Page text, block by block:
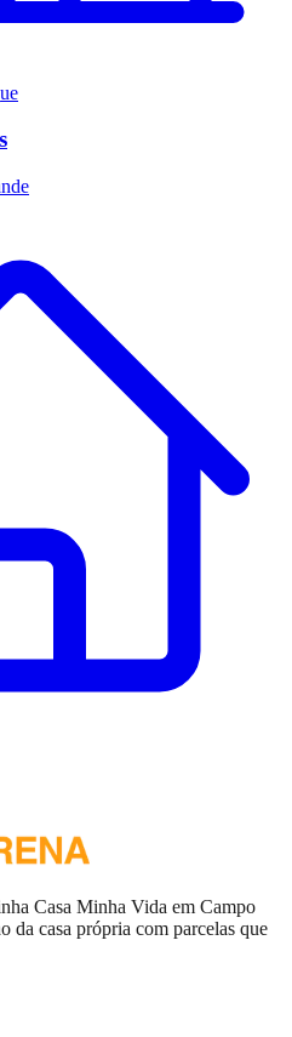
Casa Minha Vida em Campo
da casa própria com parcelas que